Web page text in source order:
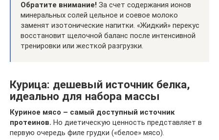
Обратите внимание! За счет содержания ионов
минеральных солей цельное и соевое молоко
заменят изотонические напитки. «Жидкий» перекус
восстановит щелочной баланс после интенсивной
тренировки или жесткой разгрузки.
Курица: дешевый источник белка,
идеально для набора массы
Куриное мясо – самый доступный источник
протеинов. Но диетическую ценность представляет в
первую очередь филе грудки («белое» мясо).